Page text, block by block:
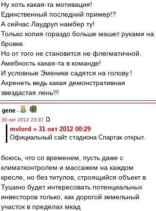
Ну хоть какая-та мотивация!
Единственный последний пример!?
А сейчас Лаудруп намбер ту!
Только копия гораздо больше машет руками на
бровке.
Но от того не становится не флегматичной.
Амебность какая-та в команде!
И условные Эменике садятся на голову.!
Ахренеть ведь какая демонстративная
звездастая лень!!!
gene -
30 окт 2012 23:37
mvlord » 31 окт 2012 00:29
Официальный сайт стадиона Спартак открыт.
боюсь, что со временем, пусть даже с
климатконтролем и массажем на каждом
кресле, но без титулов, строящийся объект в
Тушино будет интересовать потенциальных
инвесторов только, как дорогой земельный
участок в пределах мкад